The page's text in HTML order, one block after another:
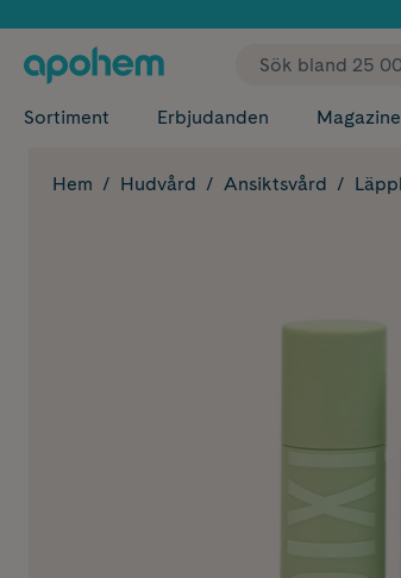
Sortiment Erbjudanden Magazine
Hem Hudvård Ansiktsvård